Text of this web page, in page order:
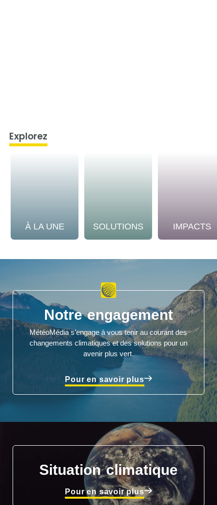
Explorez
À LA UNE SOLUTIONS IMPACTS
Notre engagement
MétéoMédia s’engage à vous tenir au courant des
changements climatiques et des solutions pour un
avenir plus vert.
Pour en savoir plus
Situation climatique
Pour en savoir plus